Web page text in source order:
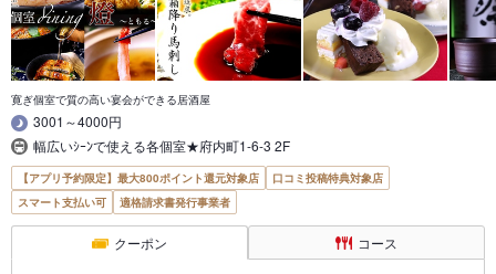
寛ぎ個室で質の高い宴会ができる居酒屋
3001～4000円
幅広いｼｰﾝで使える各個室★府内町1-6-3 2F
【アプリ予約限定】最大800ポイント還元対象店
口コミ投稿特典対象店
スマート支払い可
適格請求書発行事業者
クーポン コース